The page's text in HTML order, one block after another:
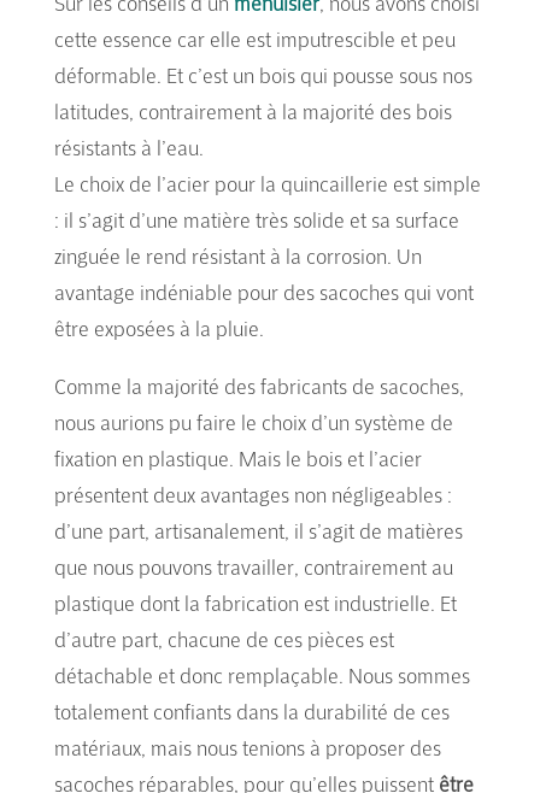
cette essence car elle est imputrescible et peu
déformable. Et c’est un bois qui pousse sous nos
latitudes, contrairement à la majorité des bois
résistants à l’eau.
Le choix de l’acier pour la quincaillerie est simple
: il s’agit d’une matière très solide et sa surface
zinguée le rend résistant à la corrosion. Un
avantage indéniable pour des sacoches qui vont
être exposées à la pluie.
Comme la majorité des fabricants de sacoches,
nous aurions pu faire le choix d’un système de
fixation en plastique. Mais le bois et l’acier
présentent deux avantages non négligeables :
d’une part, artisanalement, il s’agit de matières
que nous pouvons travailler, contrairement au
plastique dont la fabrication est industrielle. Et
d’autre part, chacune de ces pièces est
détachable et donc remplaçable. Nous sommes
totalement confiants dans la durabilité de ces
matériaux, mais nous tenions à proposer des
sacoches réparables, pour qu’elles puissentêtre